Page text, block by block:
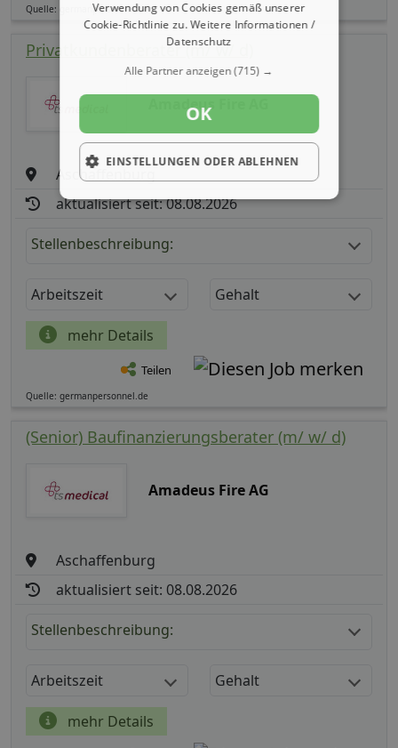
Quelle: germanpersonnel.de
Privatkundenberater (m/ w/ d)
Amadeus Fire AG
Aschaffenburg
aktualisiert seit: 08.08.2026
Stellenbeschreibung:
Arbeitszeit Gehalt
mehr Details
Teilen
Quelle: germanpersonnel.de
(Senior) Baufinanzierungsberater (m/ w/ d)
Amadeus Fire AG
Aschaffenburg
aktualisiert seit: 08.08.2026
Stellenbeschreibung:
Arbeitszeit Gehalt
mehr Details
Verwendung von Cookies gemäß unserer
Cookie-Richtlinie zu.Weitere Informationen /
Datenschutz
Alle Partner anzeigen(715) →
OK
EINSTELLUNGEN ODER ABLEHNEN